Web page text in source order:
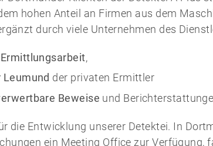
hohen Anteil an Firmen aus dem
durch viele Unternehmen des
,
der privaten Ermittler
Beweise und
die Entwicklung unserer Detektei. In
ein Meeting Office zur Verfügung,